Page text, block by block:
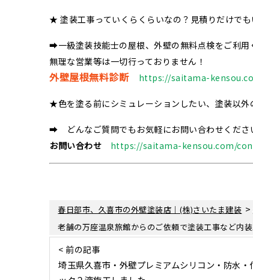
★ 塗装工事っていくらくらいなの？見積りだけでも
➡一級塗装技能士の屋根、外壁の無料点検をご利用
無理な営業等は一切行っておりません！
外壁屋根無料診断 https://saitama-
★色を塗る前にシミュレーションしたい、塗装以
➡ どんなご質問でもお気軽にお問い合わせくださ
お問い合わせ
https://saitama-kensou.com/
春日部市、久喜市の外壁塗装店｜(株)さいたま建装 >
老舗の万座温泉旅館からのご依頼で塗装工事など内装
< 前の記事
埼玉県久喜市・外壁プレミアムシリコン・防水・